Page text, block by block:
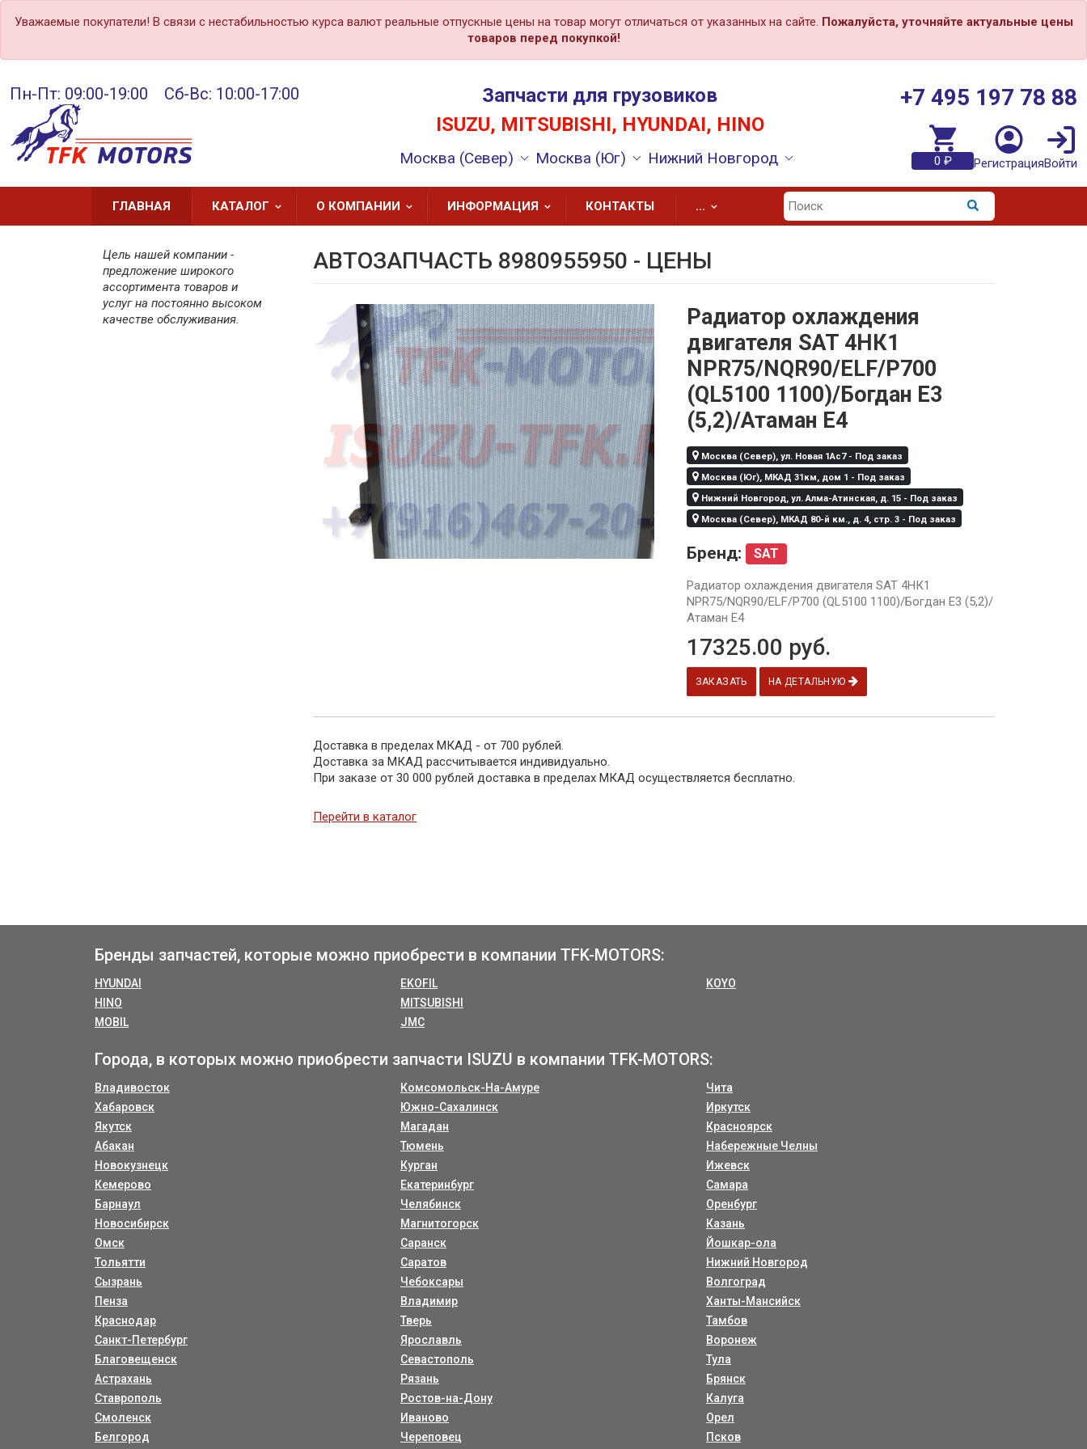
Уважаемые покупатели! В связи с нестабильностью курса валют реальные отпускные цены на товар могут отличаться от указанных на сайте. Пожалуйста, уточняйте актуальные цены
товаров перед покупкой!
Пн-Пт: 09:00-19:00 Сб-Вс: 10:00-17:00
Запчасти для грузовиков
ISUZU, MITSUBISHI, HYUNDAI, HINO
Москва (Север) Москва (Юг) Нижний Новгород
+7 495 197 78 88
0 ₽ РегистрацияВойти
ГЛАВНАЯ КАТАЛОГ О КОМПАНИИ ИНФОРМАЦИЯ КОНТАКТЫ ...
Цель нашей компании -
предложение широкого
ассортимента товаров и
услуг на постоянно высоком
качестве обслуживания.
АВТОЗАПЧАСТЬ 8980955950 - ЦЕНЫ
Радиатор охлаждения
двигателя SAT 4HК1
NPR75/NQR90/ELF/P700
(QL5100 1100)/Богдан Е3
(5,2)/Атаман Е4
Москва (Север), ул. Новая 1Ас7 - Под заказ
Москва (Юг), МКАД 31км, дом 1 - Под заказ
Нижний Новгород, ул. Алма-Атинская, д. 15 - Под заказ
Москва (Север), МКАД 80-й км., д. 4, стр. 3 - Под заказ
Бренд: SAT
Радиатор охлаждения двигателя SAT 4HК1
NPR75/NQR90/ELF/P700 (QL5100 1100)/Богдан Е3 (5,2)/
Атаман Е4
17325.00 руб.
ЗАКАЗАТЬ НА ДЕТАЛЬНУЮ
Доставка в пределах МКАД - от 700 рублей.
Доставка за МКАД рассчитывается индивидуально.
При заказе от 30 000 рублей доставка в пределах МКАД осуществляется бесплатно.
Перейти в каталог
Бренды запчастей, которые можно приобрести в компании TFK-MOTORS:
HYUNDAI
HINO
MOBIL
EKOFIL
MITSUBISHI
JMC
KOYO
Города, в которых можно приобрести запчасти ISUZU в компании TFK-MOTORS:
Владивосток
Хабаровск
Якутск
Абакан
Новокузнецк
Кемерово
Барнаул
Новосибирск
Омск
Тольятти
Сызрань
Пенза
Краснодар
Санкт-Петербург
Благовещенск
Астрахань
Ставрополь
Смоленск
Белгород
Комсомольск-На-Амуре
Южно-Сахалинск
Магадан
Тюмень
Курган
Екатеринбург
Челябинск
Магнитогорск
Саранск
Саратов
Чебоксары
Владимир
Тверь
Ярославль
Севастополь
Рязань
Ростов-на-Дону
Иваново
Череповец
Чита
Иркутск
Красноярск
Набережные Челны
Ижевск
Самара
Оренбург
Казань
Йошкар-ола
Нижний Новгород
Волгоград
Ханты-Мансийск
Тамбов
Воронеж
Тула
Брянск
Калуга
Орел
Псков